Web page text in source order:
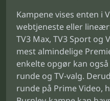
Kampene vises enten i
webtjeneste eller
TV3 Max, TV3 Sport og
mest almindelige
enkelte opgør kan
runde og TV-valg.
runde på Prime Video,